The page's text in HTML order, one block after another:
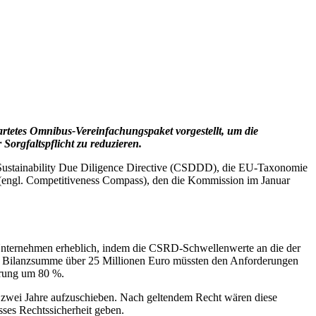
Omnibus-Vereinfachungspaket vorgestellt, um die
zu reduzieren.
Due Diligence Directive (CSDDD), die EU-Taxonomie
Competitiveness Compass), den die Kommission im Januar
erheblich, indem die CSRD-Schwellenwerte an die der
über 25 Millionen Euro müssten den Anforderungen
um 80 %.
Jahre aufzuschieben. Nach geltendem Recht wären diese
Rechtssicherheit geben.